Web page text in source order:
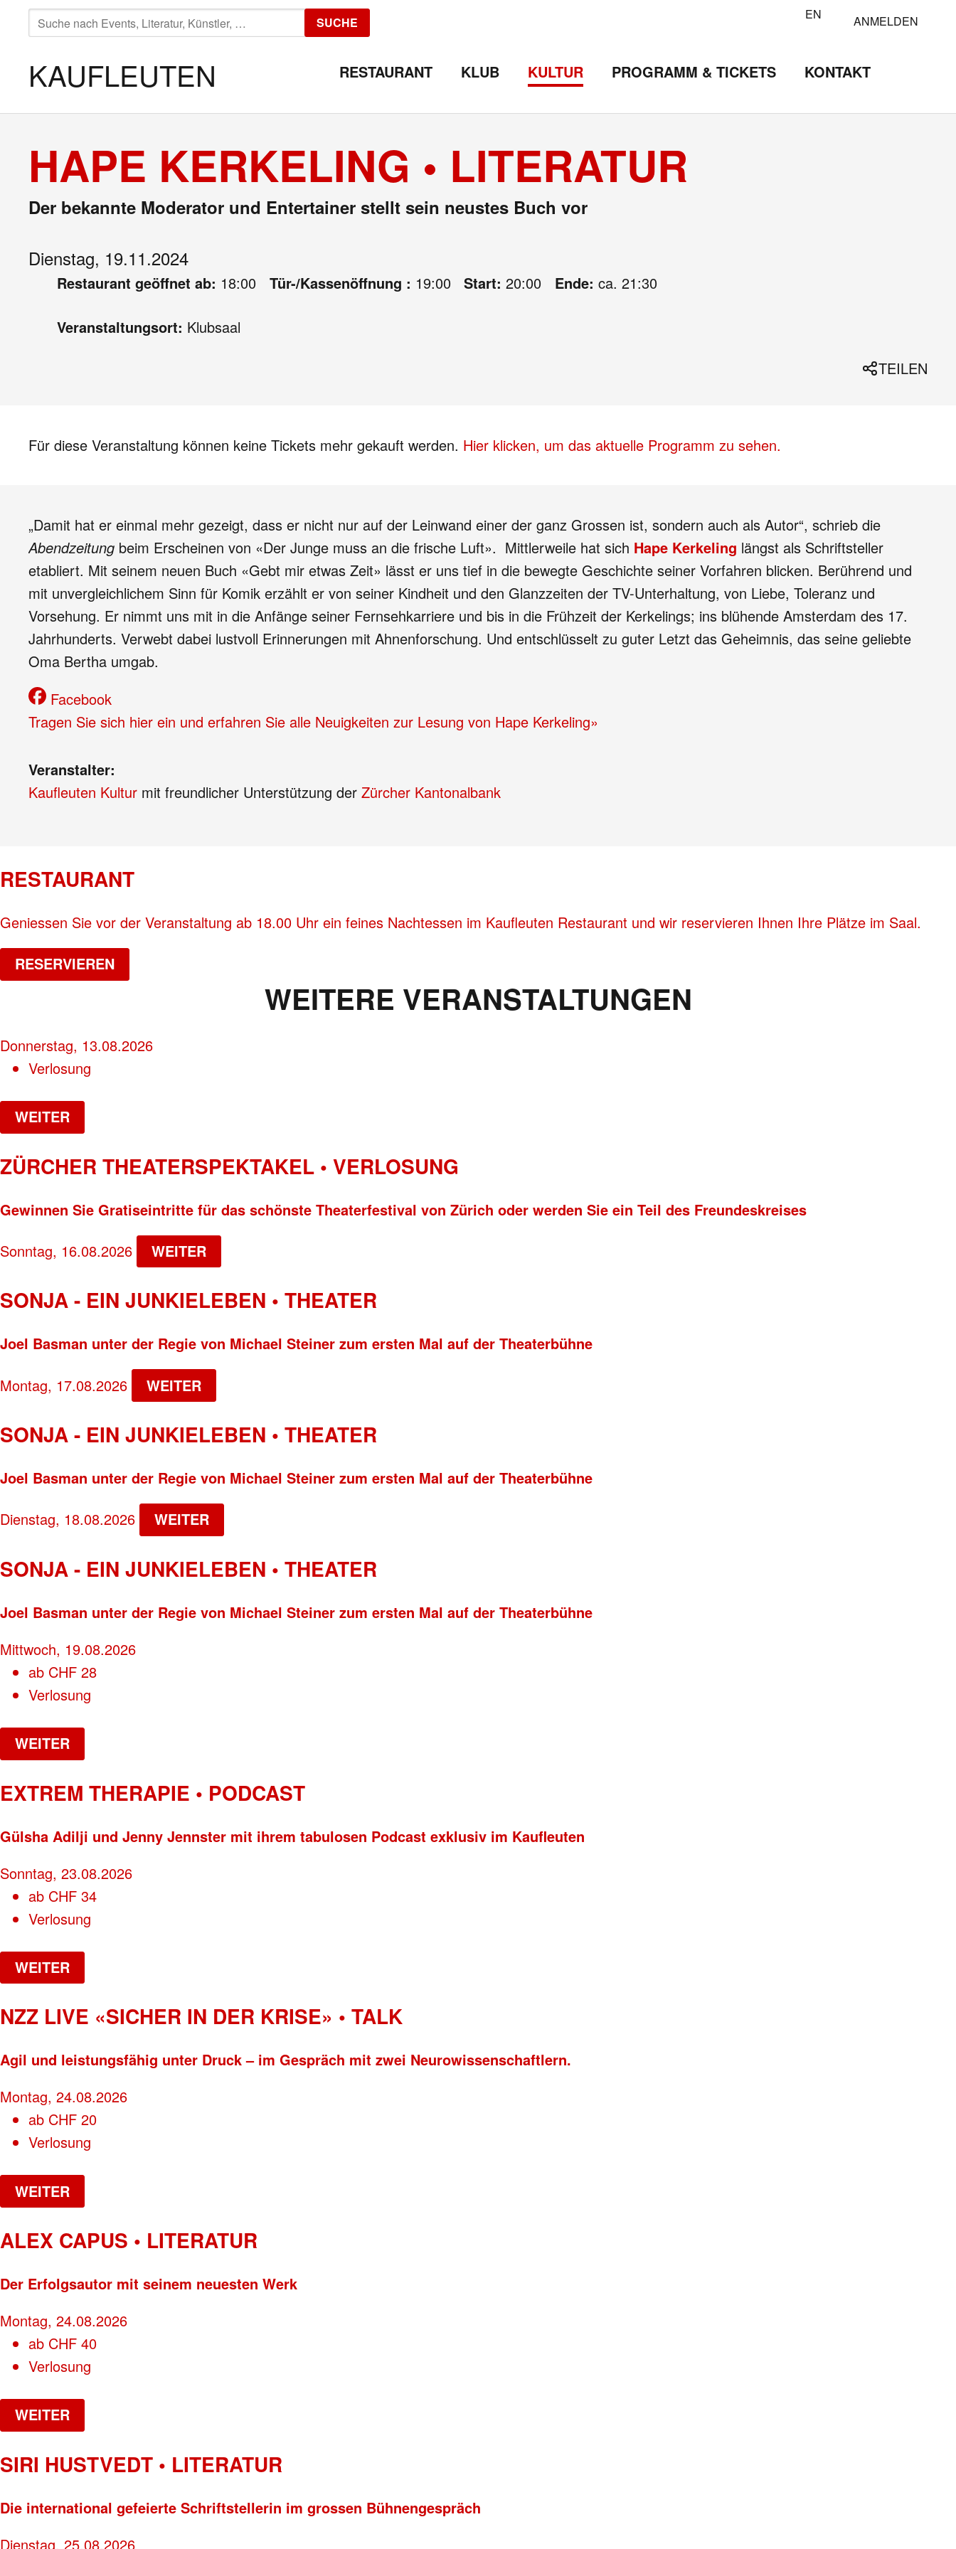
SUCHE
NACH:
SUCHE EN ANMELDEN
KAUFLEUTEN RESTAURANT KLUB KULTUR PROGRAMM & TICKETS KONTAKT
HAPE KERKELING • LITERATUR
Der bekannte Moderator und Entertainer stellt sein neustes Buch vor
Dienstag, 19.11.2024
Restaurant geöffnet ab: 18:00 Tür-/Kassenöffnung : 19:00 Start: 20:00 Ende: ca. 21:30
Veranstaltungsort: Klubsaal
TEILEN
Für diese Veranstaltung können keine Tickets mehr gekauft werden. Hier klicken, um das aktuelle Programm zu sehen.
„Damit hat er einmal mehr gezeigt, dass er nicht nur auf der Leinwand einer der ganz Grossen ist, sondern auch als Autor“, schrieb die
Abendzeitung beim Erscheinen von «Der Junge muss an die frische Luft». Mittlerweile hat sich Hape Kerkeling längst als Schriftsteller
etabliert. Mit seinem neuen Buch «Gebt mir etwas Zeit» lässt er uns tief in die bewegte Geschichte seiner Vorfahren blicken. Berührend und
mit unvergleichlichem Sinn für Komik erzählt er von seiner Kindheit und den Glanzzeiten der TV-Unterhaltung, von Liebe, Toleranz und
Vorsehung. Er nimmt uns mit in die Anfänge seiner Fernsehkarriere und bis in die Frühzeit der Kerkelings; ins blühende Amsterdam des 17.
Jahrhunderts. Verwebt dabei lustvoll Erinnerungen mit Ahnenforschung. Und entschlüsselt zu guter Letzt das Geheimnis, das seine geliebte
Oma Bertha umgab.
Facebook
Tragen Sie sich hier ein und erfahren Sie alle Neuigkeiten zur Lesung von Hape Kerkeling»
Veranstalter:
Kaufleuten Kultur mit freundlicher Unterstützung der Zürcher Kantonalbank
RESTAURANT
Geniessen Sie vor der Veranstaltung ab 18.00 Uhr ein feines Nachtessen im Kaufleuten Restaurant und wir reservieren Ihnen Ihre Plätze im Saal.
RESERVIEREN
WEITERE VERANSTALTUNGEN
Donnerstag, 13.08.2026
Verlosung
WEITER
ZÜRCHER THEATERSPEKTAKEL • VERLOSUNG
Gewinnen Sie Gratiseintritte für das schönste Theaterfestival von Zürich oder werden Sie ein Teil des Freundeskreises
Sonntag, 16.08.2026 WEITER
SONJA - EIN JUNKIELEBEN • THEATER
Joel Basman unter der Regie von Michael Steiner zum ersten Mal auf der Theaterbühne
Montag, 17.08.2026 WEITER
SONJA - EIN JUNKIELEBEN • THEATER
Joel Basman unter der Regie von Michael Steiner zum ersten Mal auf der Theaterbühne
Dienstag, 18.08.2026 WEITER
SONJA - EIN JUNKIELEBEN • THEATER
Joel Basman unter der Regie von Michael Steiner zum ersten Mal auf der Theaterbühne
Mittwoch, 19.08.2026
ab CHF 28
Verlosung
WEITER
EXTREM THERAPIE • PODCAST
Gülsha Adilji und Jenny Jennster mit ihrem tabulosen Podcast exklusiv im Kaufleuten
Sonntag, 23.08.2026
ab CHF 34
Verlosung
WEITER
NZZ LIVE «SICHER IN DER KRISE» • TALK
Agil und leistungsfähig unter Druck – im Gespräch mit zwei Neurowissenschaftlern.
Montag, 24.08.2026
ab CHF 20
Verlosung
WEITER
ALEX CAPUS • LITERATUR
Der Erfolgsautor mit seinem neuesten Werk
Montag, 24.08.2026
ab CHF 40
Verlosung
WEITER
SIRI HUSTVEDT • LITERATUR
Die international gefeierte Schriftstellerin im grossen Bühnengespräch
Dienstag, 25.08.2026